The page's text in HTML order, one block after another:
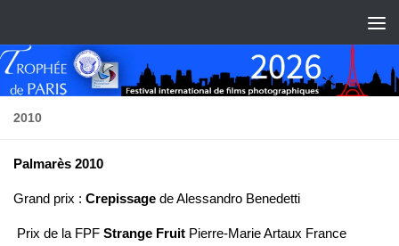
2010
Palmarès 2010
Grand prix : Crepissage de Alessandro Benedetti
Prix de la FPF Strange Fruit Pierre-Marie Artaux France